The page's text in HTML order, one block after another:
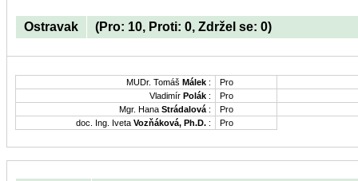
Ostravak (Pro: 10, Proti: 0, Zdržel se: 0)
MUDr. Tomáš Málek :
Pro
Vladimír Polák :
Pro
Mgr. Hana Strádalová :
Pro
doc. Ing. Iveta Vozňáková, Ph.D. : Pro